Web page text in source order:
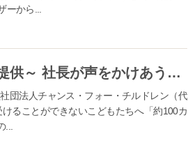
から...
【大同】すべてのこどもたちへ平等に学ぶ機会を提供～ 社長が声をかけあうサイト「どうだい？」を通じた社会貢献 ～
団法人チャンス・フォー・チルドレン（代
ることができないこどもたちへ「約100カ